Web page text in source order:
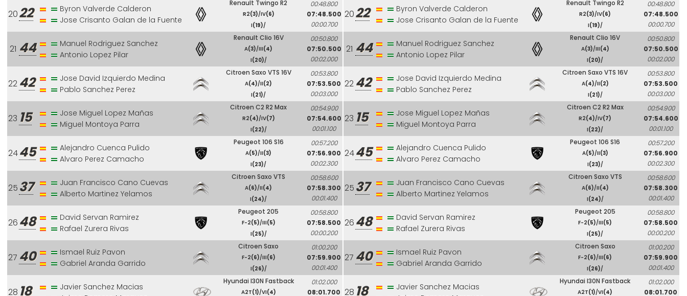
2022
Byron Valverde Calderon
Jose Crisanto Galan de la Fuente
Renault Twingo R2
R2(3)/IV(6)
I(19)/
00:48.800
07:48.500
00:00.700
21 44
Manuel Rodriguez Sanchez
Antonio Lopez Pilar
Renault Clio 16V
A(3)/III(4)
I(20)/
00:50.800
07:50.500
00:02.000
22 42
Jose David Izquierdo Medina
Pablo Sanchez Perez
Citroen Saxo VTS 16V
A(4)/II(2)
I(21)/
00:53.800
07:53.500
00:03.000
23 15
Jose Miguel Lopez Mañas
Miguel Montoya Parra
Citroen C2 R2 Max
R2(4)/IV(7)
I(22)/
00:54.900
07:54.600
00:01.100
2445
Alejandro Cuenca Pulido
Alvaro Perez Camacho
Peugeot 106 S16
A(5)/II(3)
I(23)/
00:57.200
07:56.900
00:02.300
25 37
Juan Francisco Cano Cuevas
Alberto Martinez Yelamos
Citroen Saxo VTS
A(6)/II(4)
I(24)/
00:58.600
07:58.300
00:01.400
26 48
David Servan Ramirez
Rafael Zurera Rivas
Peugeot 205
F-2(5)/III(5)
I(25)/
00:58.800
07:58.500
00:00.200
27 40
Ismael Ruiz Pavon
Gabriel Aranda Garrido
Citroen Saxo
F-2(6)/III(6)
I(26)/
01:00.200
07:59.900
00:01.400
28 18
Javier Sanchez Macias
Hyundai I30N Fastback
A2T(1)/VI(4)
01:02.000
08:01.700
2022
Byron Valverde Calderon
Jose Crisanto Galan de la Fuente
Renault Twingo R2
R2(3)/IV(6)
I(19)/
00:48.800
07:48.500
00:00.700
21 44
Manuel Rodriguez Sanchez
Antonio Lopez Pilar
Renault Clio 16V
A(3)/III(4)
I(20)/
00:50.800
07:50.500
00:02.000
22 42
Jose David Izquierdo Medina
Pablo Sanchez Perez
Citroen Saxo VTS 16V
A(4)/II(2)
I(21)/
00:53.800
07:53.500
00:03.000
23 15
Jose Miguel Lopez Mañas
Miguel Montoya Parra
Citroen C2 R2 Max
R2(4)/IV(7)
I(22)/
00:54.900
07:54.600
00:01.100
2445
Alejandro Cuenca Pulido
Alvaro Perez Camacho
Peugeot 106 S16
A(5)/II(3)
I(23)/
00:57.200
07:56.900
00:02.300
25 37
Juan Francisco Cano Cuevas
Alberto Martinez Yelamos
Citroen Saxo VTS
A(6)/II(4)
I(24)/
00:58.600
07:58.300
00:01.400
26 48
David Servan Ramirez
Rafael Zurera Rivas
Peugeot 205
F-2(5)/III(5)
I(25)/
00:58.800
07:58.500
00:00.200
27 40
Ismael Ruiz Pavon
Gabriel Aranda Garrido
Citroen Saxo
F-2(6)/III(6)
I(26)/
01:00.200
07:59.900
00:01.400
28 18
Javier Sanchez Macias
Hyundai I30N Fastback
A2T(1)/VI(4)
01:02.000
08:01.700